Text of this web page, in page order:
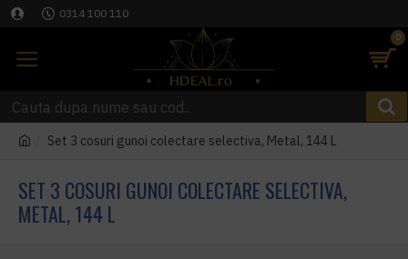
0314 100 110
0
Set 3 cosuri gunoi colectare selectiva, Metal, 144 L
SET 3 COSURI GUNOI COLECTARE SELECTIVA,
METAL, 144 L